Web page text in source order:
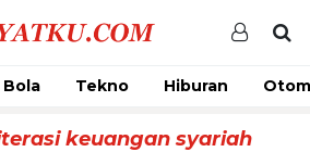
Bola Tekno Hiburan
keuangan syariah